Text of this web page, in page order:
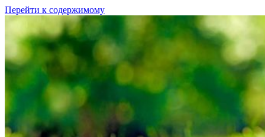
Перейти к содержимому